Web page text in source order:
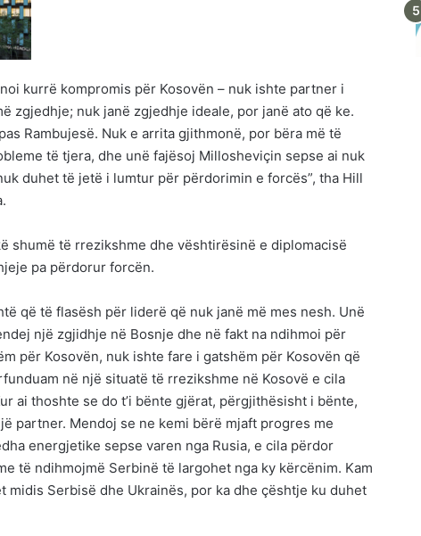
kurrë kompromis për Kosovën – nuk ishte partner i
zgjedhje; nuk janë zgjedhje ideale, por janë ato që ke.
Rambujesë. Nuk e arrita gjithmonë, por bëra më të
të tjera, dhe unë fajësoj Millosheviçin sepse ai nuk
duhet të jetë i lumtur për përdorimin e forcës”, tha Hill
shumë të rrezikshme dhe vështirësinë e diplomacisë
pa përdorur forcën.
që të flasësh për liderë që nuk janë më mes nesh. Unë
një zgjidhje në Bosnje dhe në fakt na ndihmoi për
për Kosovën, nuk ishte fare i gatshëm për Kosovën që
në një situatë të rrezikshme në Kosovë e cila
ai thoshte se do t’i bënte gjërat, përgjithësisht i bënte,
partner. Mendoj se ne kemi bërë mjaft progres me
energjetike sepse varen nga Rusia, e cila përdor
të ndihmojmë Serbinë të largohet nga ky kërcënim. Kam
midis Serbisë dhe Ukrainës, por ka dhe çështje ku duhet